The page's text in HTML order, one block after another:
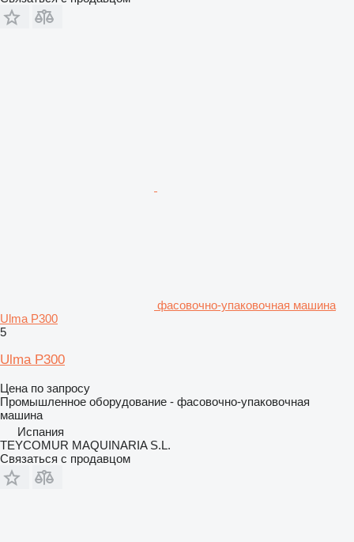
фасовочно-упаковочная машина
Ulma P300
5
Ulma P300
Цена по запросу
Промышленное оборудование - фасовочно-упаковочная
машина
Испания
TEYCOMUR MAQUINARIA S.L.
Связаться с продавцом